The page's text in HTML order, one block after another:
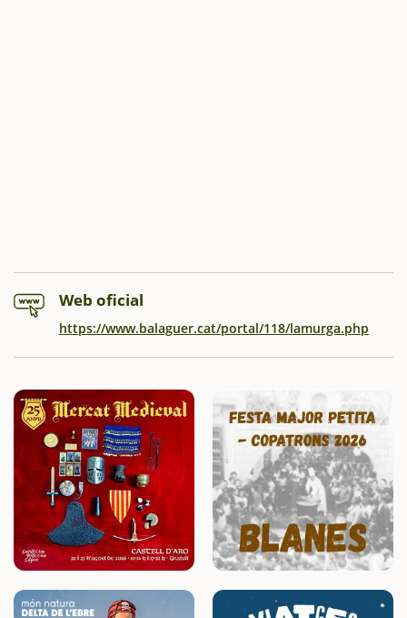
Web oficial
https://www.balaguer.cat/portal/118/lamurga.php